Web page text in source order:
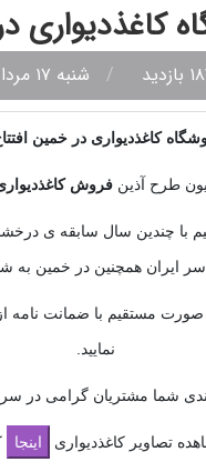
کاغذدیواری
شنبه ۱۷ مرداد ۱۴۰۵
کاغذدیواری در خمین
طرح آذینفروش
با چندین سال سابقه ی
ایران همچنین در خمین به شما
صورت مستقیم با ضمانت نامه
نمایید.
شما مشتریان گرامی در
تصاویر کاغذدیواری